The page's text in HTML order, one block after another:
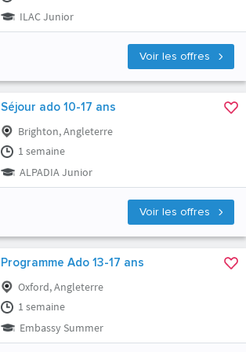
ILAC Junior
Voir les offres
Séjour ado 10-17 ans
Brighton, Angleterre
1 semaine
ALPADIA Junior
Voir les offres
Programme Ado 13-17 ans
Oxford, Angleterre
1 semaine
Embassy Summer